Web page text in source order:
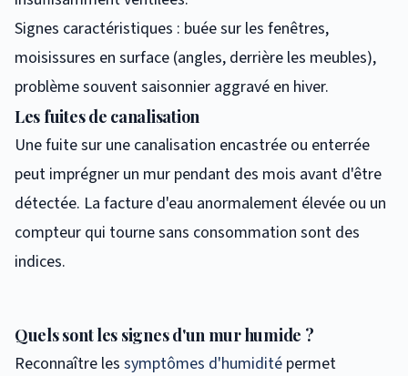
Signes caractéristiques : buée sur les fenêtres,
moisissures en surface (angles, derrière les meubles),
problème souvent saisonnier aggravé en hiver.
Les fuites de canalisation
Une fuite sur une canalisation encastrée ou enterrée
peut imprégner un mur pendant des mois avant d'être
détectée. La facture d'eau anormalement élevée ou un
compteur qui tourne sans consommation sont des
indices.
Quels sont les signes d'un mur humide ?
Reconnaître les symptômes d'humidité permet